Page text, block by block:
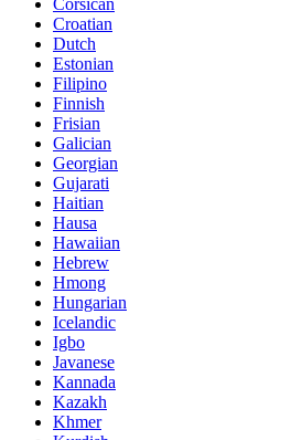
Croatian
Dutch
Estonian
Filipino
Finnish
Frisian
Galician
Georgian
Gujarati
Haitian
Hausa
Hawaiian
Hebrew
Hmong
Hungarian
Icelandic
Igbo
Javanese
Kannada
Kazakh
Khmer